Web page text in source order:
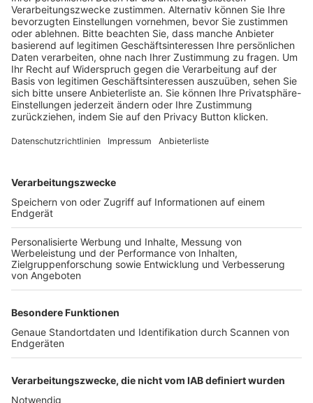
Schulungsangebot Vereinsmitarbeiter
BFV-Geschäftsstellen
Trainerbörse
Login SpielPlus
FOLGE DEM BFV
TOP-VEREINE
TOP-PARTNER